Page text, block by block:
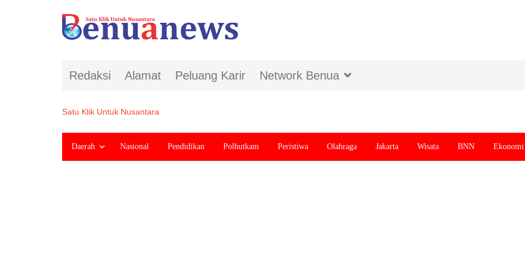
Redaksi Alamat Peluang Karir Network Benua
Satu Klik Untuk Nusantara
Daerah Nasional Pendidikan Polhutkam Peristiwa Olahraga Jakarta Wisata BNN Ekonomi